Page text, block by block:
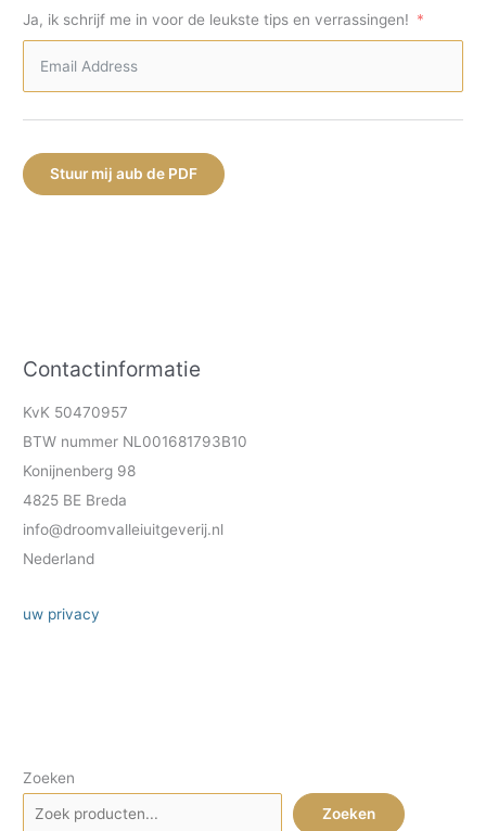
Ja, ik schrijf me in voor de leukste tips en verrassingen!
Stuur mij aub de PDF
Contactinformatie
KvK 50470957
BTW nummer NL001681793B10
Konijnenberg 98
4825 BE Breda
info@droomvalleiuitgeverij.nl
Nederland
uw privacy
Zoeken
Zoeken